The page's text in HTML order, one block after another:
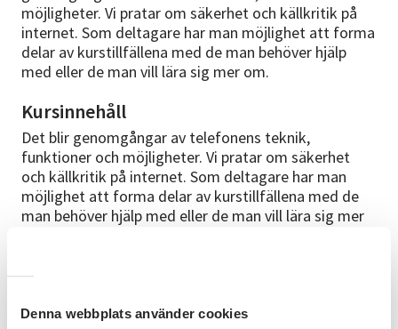
Denna webbplats använder cookies
möjligheter. Vi pratar om säkerhet och källkritik på
internet. Som deltagare har man möjlighet att forma
delar av kurstillfällena med de man behöver hjälp
med eller de man vill lära sig mer om.
Kursinnehåll
Det blir genomgångar av telefonens teknik,
funktioner och möjligheter. Vi pratar om säkerhet
och källkritik på internet. Som deltagare har man
möjlighet att forma delar av kurstillfällena med de
man behöver hjälp med eller de man vill lära sig mer
de går efter gruppens behov.
Att ha med sig